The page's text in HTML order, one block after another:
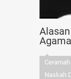
Naskah